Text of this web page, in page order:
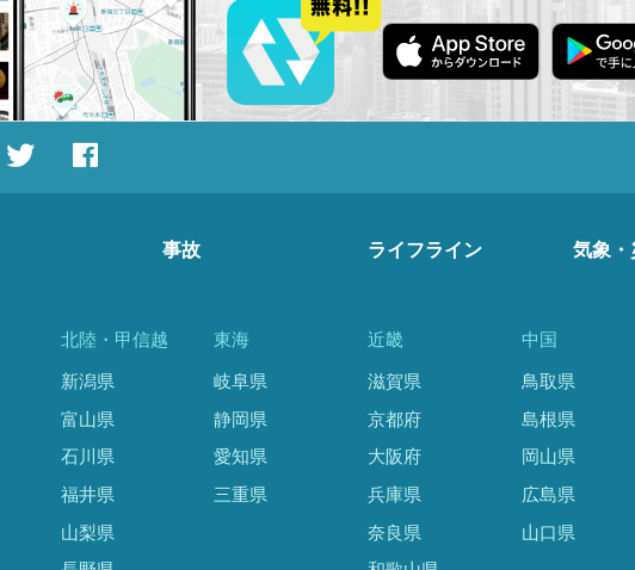
事故 ライフライン 気象・
北陸・甲信越
新潟県
富山県
石川県
福井県
山梨県
東海
岐阜県
静岡県
愛知県
三重県
近畿
滋賀県
京都府
大阪府
兵庫県
奈良県
中国
鳥取県
島根県
岡山県
広島県
山口県